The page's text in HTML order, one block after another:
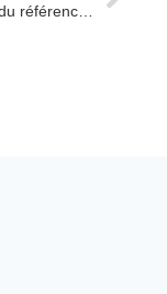
Les bases du référencement naturel [SEO Niveau débutant]